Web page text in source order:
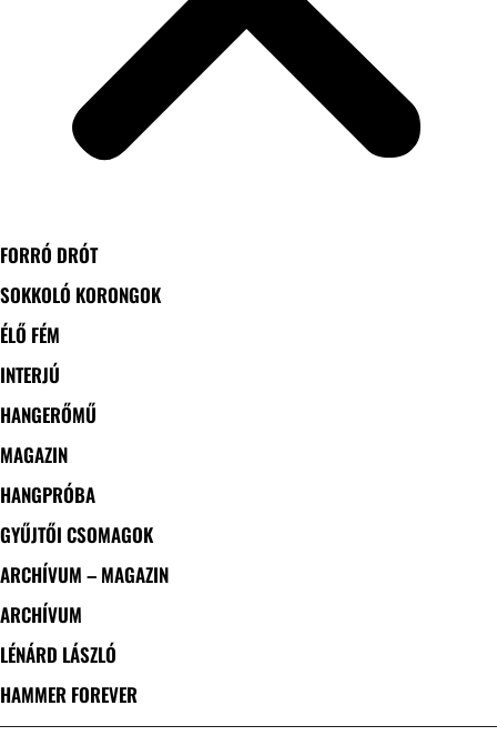
FORRÓ DRÓT
SOKKOLÓ KORONGOK
ÉLŐ FÉM
INTERJÚ
HANGERŐMŰ
MAGAZIN
HANGPRÓBA
GYŰJTŐI CSOMAGOK
ARCHÍVUM – MAGAZIN
ARCHÍVUM
LÉNÁRD LÁSZLÓ
HAMMER FOREVER